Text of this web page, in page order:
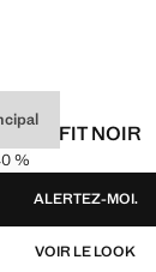
FIT NOIR
]
%
ALERTEZ-MOI.
VOIR LE LOOK